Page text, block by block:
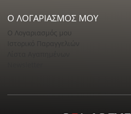
Ο ΛΟΓΑΡΙΑΣΜΌΣ ΜΟΥ
Ο Λογαριασμός μου